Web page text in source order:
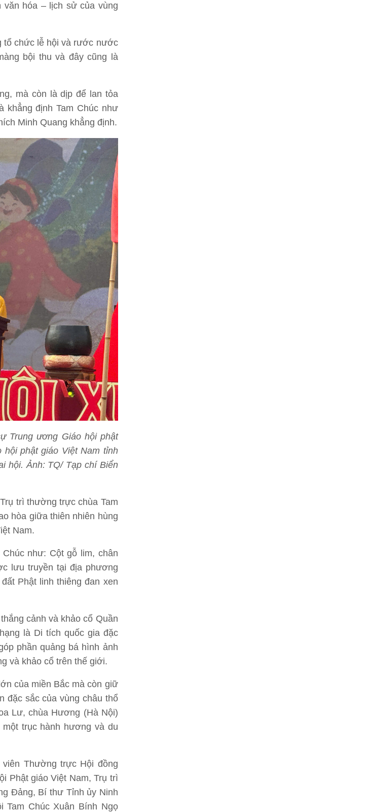
văn hóa – lịch sử của vùng
tổ chức lễ hội và rước nước
bội thu và đây cũng là
mà còn là dịp để lan tỏa
khẳng định Tam Chúc như
Minh Quang khẳng định.
Trung ương Giáo hội phật
phật giáo Việt Nam tỉnh
hội. Ảnh: TQ/ Tạp chí Biển
trì thường trực chùa Tam
hòa giữa thiên nhiên hùng
Nam.
như: Cột gỗ lim, chân
lưu truyền tại địa phương
Phật linh thiêng đan xen
cảnh và khảo cổ Quần
là Di tích quốc gia đặc
phần quảng bá hình ảnh
và khảo cổ trên thế giới.
của miền Bắc mà còn giữ
đặc sắc của vùng châu thổ
Lư, chùa Hương (Hà Nội)
trục hành hương và du
Thường trực Hội đồng
Phật giáo Việt Nam, Trụ trì
Đảng, Bí thư Tỉnh ủy Ninh
Tam Chúc Xuân Bính Ngọ